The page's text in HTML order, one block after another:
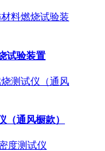
试验装置
（通风橱款）